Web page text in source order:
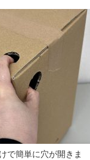
で簡単に穴が開きま